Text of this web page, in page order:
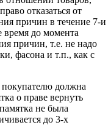
отказаться от
причин в течение 7-и
время до момента
причин, т.е. не надо
фасона и т.п., как с
покупателю должна
о праве вернуть
не была
до 3-х